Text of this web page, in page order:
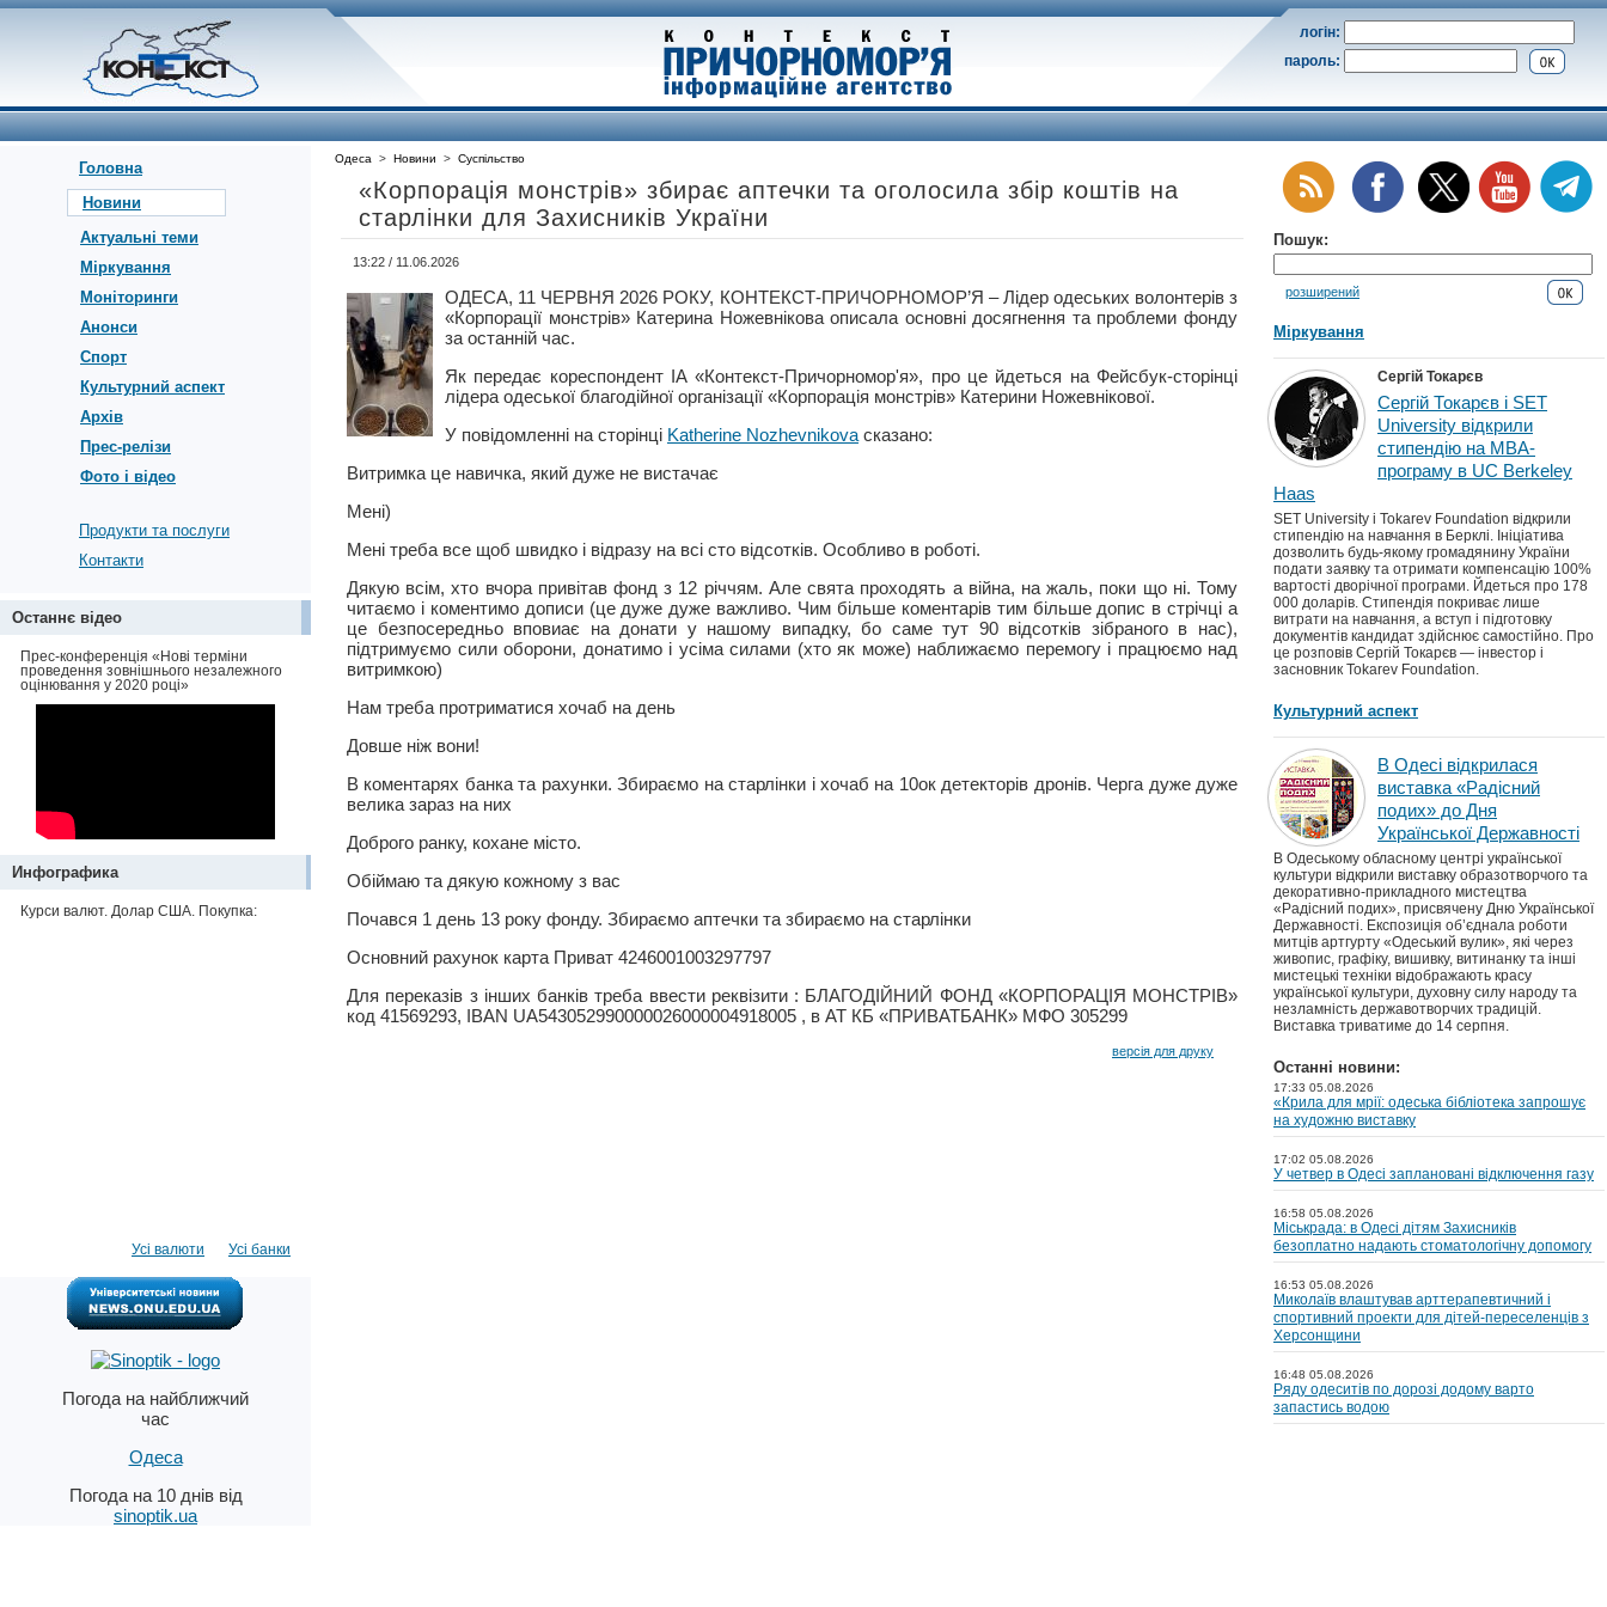
логін:
пароль:
Головна
Новини
Актуальні теми
Міркування
Моніторинги
Анонси
Спорт
Культурний аспект
Архів
Прес-релізи
Фото і відео
Продукти та послуги
Контакти
Останнє відео
Прес-конференція «Нові терміни
проведення зовнішнього незалежного
оцінювання у 2020 році»
Инфографика
Курси валют. Долар США. Покупка:
Усі банки
Усі валюти
Погода на найближчий
час
Одеса
Погода на 10 днів від
sinoptik.ua
Одеса > Новини > Суспільство
«Корпорація монстрів» збирає аптечки та оголосила збір коштів на
старлінки для Захисників України
13:22 / 11.06.2026
ОДЕСА, 11 ЧЕРВНЯ 2026 РОКУ, КОНТЕКСТ-ПРИЧОРНОМОР’Я – Лідер одеських волонтерів з
«Корпорації монстрів» Катерина Ножевнікова описала основні досягнення та проблеми фонду
за останній час.
Як передає кореспондент ІА «Контекст-Причорномор'я», про це йдеться на Фейсбук-сторінці
лідера одеської благодійної організації «Корпорація монстрів» Катерини Ножевнікової.
У повідомленні на сторінці Katherine Nozhevnikova сказано:
Витримка це навичка, який дуже не вистачає
Мені)
Мені треба все щоб швидко і відразу на всі сто відсотків. Особливо в роботі.
Дякую всім, хто вчора привітав фонд з 12 річчям. Але свята проходять а війна, на жаль, поки що ні. Тому
читаємо і коментимо дописи (це дуже дуже важливо. Чим більше коментарів тим більше допис в стрічці а
це безпосередньо вповиає на донати у нашому випадку, бо саме тут 90 відсотків зібраного в нас),
підтримуємо сили оборони, донатимо і усіма силами (хто як може) наближаємо перемогу і працюємо над
витримкою)
Нам треба протриматися хочаб на день
Довше ніж вони!
В коментарях банка та рахунки. Збираємо на старлінки і хочаб на 10ок детекторів дронів. Черга дуже дуже
велика зараз на них
Доброго ранку, кохане місто.
Обіймаю та дякую кожному з вас
Почався 1 день 13 року фонду. Збираємо аптечки та збираємо на старлінки
Основний рахунок карта Приват 4246001003297797
Для переказів з інших банків треба ввести реквізити : БЛАГОДІЙНИЙ ФОНД «КОРПОРАЦІЯ МОНСТРІВ»
код 41569293, IBAN UA543052990000026000004918005 , в АТ КБ «ПРИВАТБАНК» МФО 305299
версія для друку
Пошук:
розширений
Міркування
Сергій Токарєв
Сергій Токарєв і SET
University відкрили
стипендію на MBA-
програму в UC Berkeley
Haas
SET University і Tokarev Foundation відкрили
стипендію на навчання в Берклі. Ініціатива
дозволить будь-якому громадянину України
подати заявку та отримати компенсацію 100%
вартості дворічної програми. Йдеться про 178
000 доларів. Стипендія покриває лише
витрати на навчання, а вступ і підготовку
документів кандидат здійснює самостійно. Про
це розповів Сергій Токарєв — інвестор і
засновник Tokarev Foundation.
Культурний аспект
В Одесі відкрилася
виставка «Радісний
подих» до Дня
Української Державності
В Одеському обласному центрі української
культури відкрили виставку образотворчого та
декоративно-прикладного мистецтва
«Радісний подих», присвячену Дню Української
Державності. Експозиція об’єднала роботи
митців артгурту «Одеський вулик», які через
живопис, графіку, вишивку, витинанку та інші
мистецькі техніки відображають красу
української культури, духовну силу народу та
незламність державотворчих традицій.
Виставка триватиме до 14 серпня.
Останні новини:
17:33 05.08.2026
«Крила для мрії: одеська бібліотека запрошує
на художню виставку
17:02 05.08.2026
У четвер в Одесі заплановані відключення газу
16:58 05.08.2026
Міськрада: в Одесі дітям Захисників
безоплатно надають стоматологічну допомогу
16:53 05.08.2026
Миколаїв влаштував арттерапевтичний і
спортивний проекти для дітей-переселенців з
Херсонщини
16:48 05.08.2026
Ряду одеситів по дорозі додому варто
запастись водою